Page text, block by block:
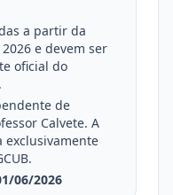
a partir da
e devem ser
oficial do
de
Calvete. A
exclusivamente
06/2026